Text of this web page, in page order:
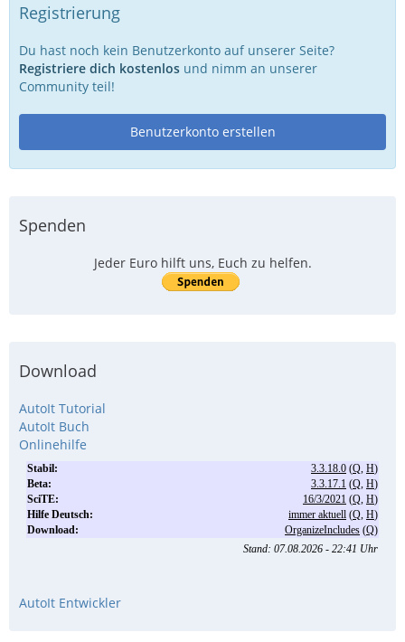
Registrierung
Du hast noch kein Benutzerkonto auf unserer Seite?
Registriere dich kostenlos und nimm an unserer
Community teil!
Benutzerkonto erstellen
Spenden
Jeder Euro hilft uns, Euch zu helfen.
Download
AutoIt Tutorial
AutoIt Buch
Onlinehilfe
AutoIt Entwickler